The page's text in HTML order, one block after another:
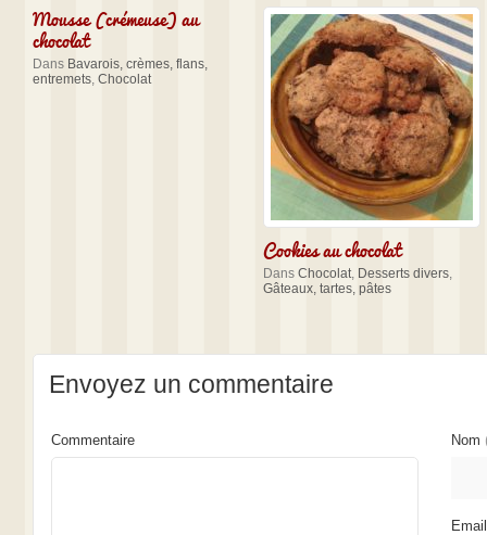
Mousse (crémeuse) au
chocolat
Dans Bavarois, crèmes, flans,
entremets, Chocolat
Cookies au chocolat
Dans Chocolat, Desserts divers,
Gâteaux, tartes, pâtes
Envoyez un commentaire
Nom
Commentaire